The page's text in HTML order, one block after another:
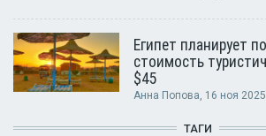
Египет планирует
стоимость
$45
Анна Попова, 16 ноя
ТАГИ